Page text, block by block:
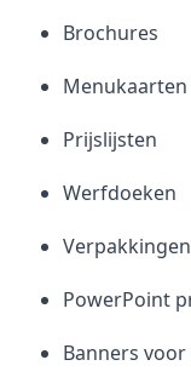
Brochures
Menukaarten
Prijslijsten
Werfdoeken
Verpakkingen
PowerPoint
Banners